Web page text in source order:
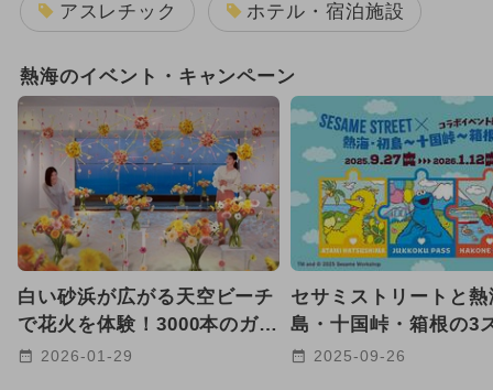
アスレチック ホテル・宿泊施設
熱海のイベント・キャンペーン
白い砂浜が広がる天空ビーチ
で花火を体験！3000本のガー
ベラが咲き誇るリゾナーレ熱
2026-01-29
セサミストリートと熱
島・十国峠・箱根の3
トを周遊！ コラボイ
2025-09-26